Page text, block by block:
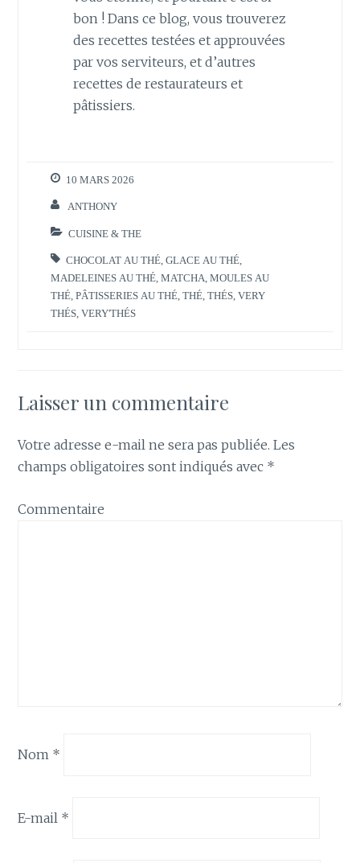
bon ! Dans ce blog, vous trouverez
des recettes testées et approuvées
par vos serviteurs, et d’autres
recettes de restaurateurs et
pâtissiers.
10 MARS 2026
ANTHONY
CUISINE & THE
CHOCOLAT AU THÉ ,GLACE AU THÉ
MADELEINES AU THÉ ,MATCHA ,MOULES AU
THÉ ,PÂTISSERIES AU THÉ ,THÉ ,THÉS ,VERY
THÉS ,VERY'THÉS
Laisser un commentaire
Votre adresse e-mail ne sera pas publiée. Les
champs obligatoires sont indiqués avec *
Commentaire
Nom *
E-mail *